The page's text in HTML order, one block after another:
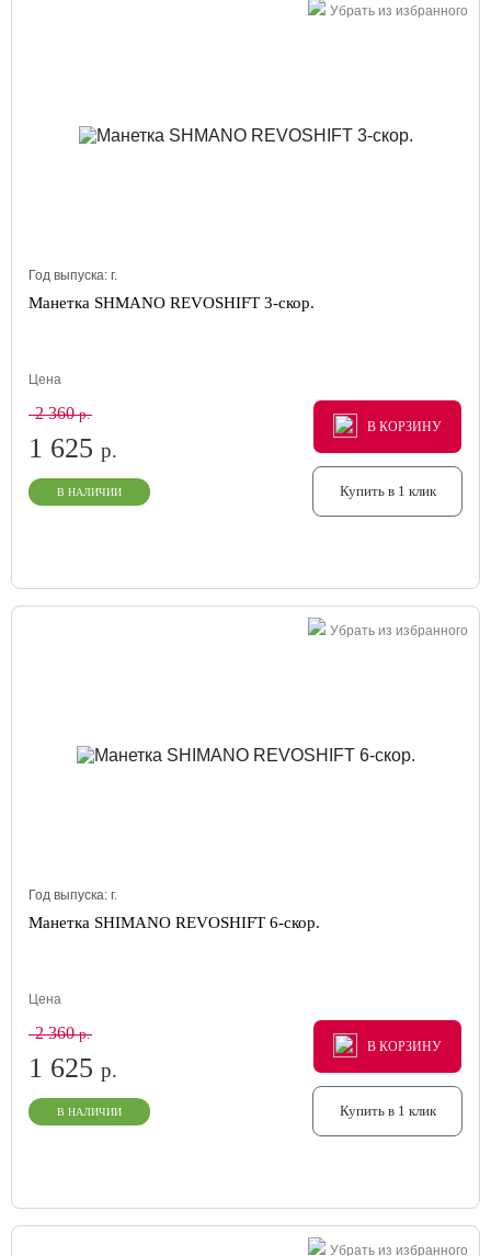
Убрать из избранного
Год выпуска: г.
Манетка SHMANO REVOSHIFT 3-скор.
Цена
2 360р.
1 625 р.
В НАЛИЧИИ
В КОРЗИНУ
В КОРЗИНУ
В КОРЗИНУ
Купить в 1 клик
Убрать из избранного
Год выпуска: г.
Манетка SHIMANO REVOSHIFT 6-скор.
Цена
2 360р.
1 625 р.
В НАЛИЧИИ
В КОРЗИНУ
В КОРЗИНУ
В КОРЗИНУ
Купить в 1 клик
Убрать из избранного